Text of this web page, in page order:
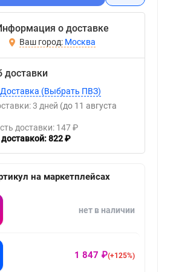
о доставке
Москва
доставки
(Выбрать ПВЗ)
3 дней (до 11 августа
доставки: 147 ₽
доставкой: 822 ₽
на маркетплейсах
нет в наличии
1 847 ₽(+125%)